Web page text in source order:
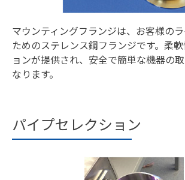
マウンティングフランジは、お客様の
ためのステレンス鋼フランジです。柔
ョンが提供され、安全で簡単な機器の
なります。
パイプセレクション